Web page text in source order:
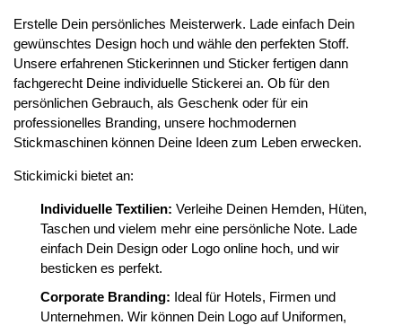
Erstelle Dein persönliches Meisterwerk. Lade einfach Dein
gewünschtes Design hoch und wähle den perfekten Stoff.
Unsere erfahrenen Stickerinnen und Sticker fertigen dann
fachgerecht Deine individuelle Stickerei an. Ob für den
persönlichen Gebrauch, als Geschenk oder für ein
professionelles Branding, unsere hochmodernen
Stickmaschinen können Deine Ideen zum Leben erwecken.
Stickimicki bietet an:
Individuelle Textilien: Verleihe Deinen Hemden, Hüten,
Taschen und vielem mehr eine persönliche Note. Lade
einfach Dein Design oder Logo online hoch, und wir
besticken es perfekt.
Corporate Branding: Ideal für Hotels, Firmen und
Unternehmen. Wir können Dein Logo auf Uniformen,